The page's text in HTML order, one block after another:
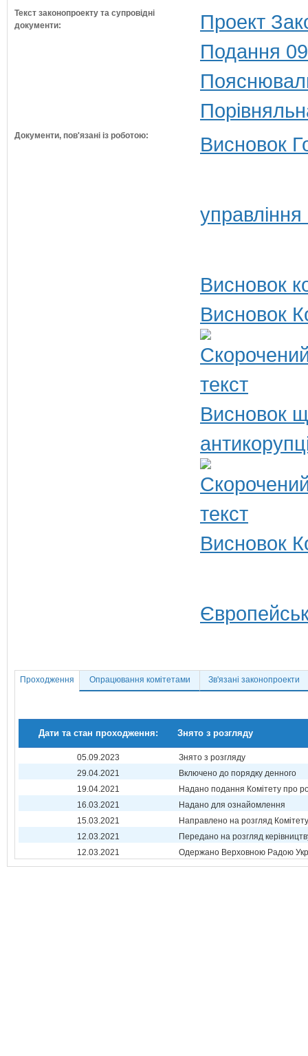
Текст законопроекту та супровідні
документи:
Проект
Подання
Документи, пов'язані із роботою: Висновок
Висновок
Висновок
Висновок
Висновок
Проходження Опрацювання комітетами Зв'язані законопроекти
Дати та стан проходження: Знято з розгляду
05.09.2023
Знято з розгляду
29.04.2021
Включено до порядку денного
19.04.2021
Надано подання Комітету про
16.03.2021
Надано для ознайомлення
15.03.2021
Направлено на розгляд Комітету
12.03.2021
Передано на розгляд
12.03.2021
Одержано Верховною Радою